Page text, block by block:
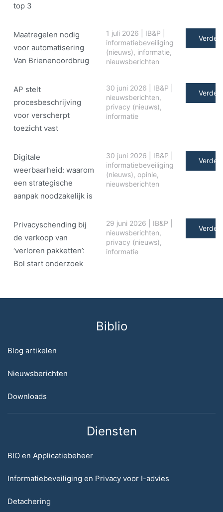
top 3
Maatregelen nodig
voor automatisering
Van Brienenoordbrug
1 juli 2026 IB&P
informatiebeveiliging
(nieuws), informatie,
nieuwsberichten
Verder
AP stelt
procesbeschrijving
voor verscherpt
toezicht vast
30 juni 2026 IB&P
nieuwsberichten,
privacy (nieuws),
informatie
Verder
Digitale
weerbaarheid: waarom
een strategische
aanpak noodzakelijk is
30 juni 2026 IB&P
informatiebeveiliging
(nieuws), opinie,
nieuwsberichten
Verder
Privacyschending bij
de verkoop van
‘verloren pakketten’:
Bol start onderzoek
29 juni 2026 IB&P
nieuwsberichten,
privacy (nieuws),
informatie
Verder
Biblio
Blog artikelen
Nieuwsberichten
Downloads
Diensten
BIO en Applicatiebeheer
Informatiebeveiliging en Privacy voor I-advies
Detachering